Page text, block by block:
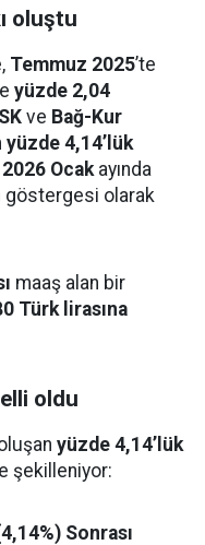
oluştu
Temmuz 2025’te
yüzde 2,04
ve Bağ-Kur
yüzde 4,14’lük
2026 Ocakayında
göstergesi olarak
maaş alan bir
Türk lirasına
oldu
yüzde 4,14’lük
şekilleniyor:
Sonrası